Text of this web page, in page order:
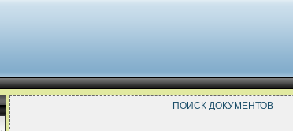
ПОИСК ДОКУМЕНТОВ